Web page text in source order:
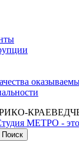
Поиск